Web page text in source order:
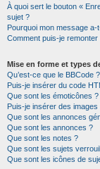
À quoi sert le bouton «
sujet ?
Pourquoi mon message a-
Comment puis-je
Mise en forme et types
Qu’est-ce que le BBCode ?
Puis-je insérer du code
Que sont les émoticônes ?
Puis-je insérer des images
Que sont les annonces
Que sont les annonces ?
Que sont les notes ?
Que sont les sujets
Que sont les icônes de